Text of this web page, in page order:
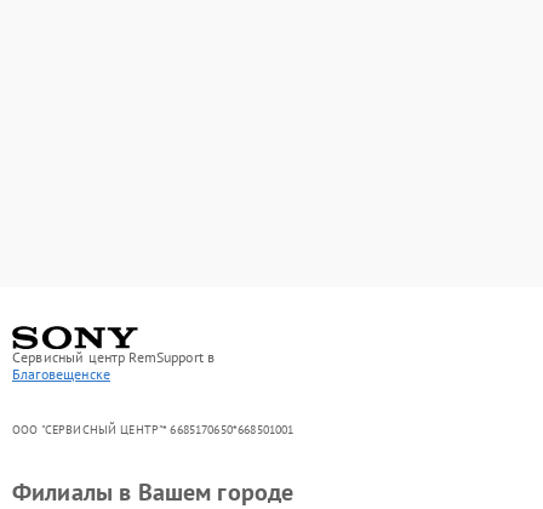
Сервисный центр RemSupport в
Благовещенске
ООО "СЕРВИСНЫЙ ЦЕНТР"* 6685170650*668501001
Филиалы в Вашем городе